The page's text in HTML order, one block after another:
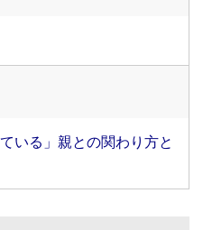
いる」親との関わり方と